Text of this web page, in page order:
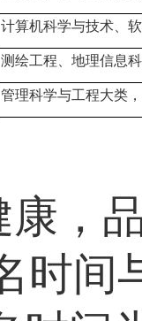
计算机科学与技术、
测绘工程、地理信息
管理科学与工程大类
康，
时间